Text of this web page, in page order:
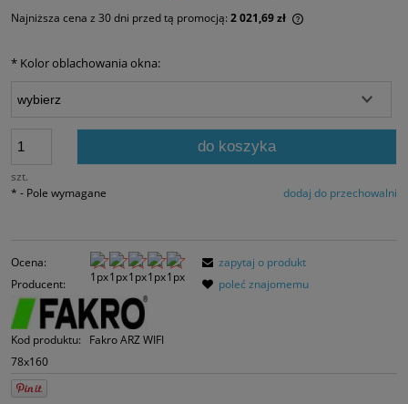
Najniższa cena z 30 dni przed tą promocją: 2 021,69 zł
* Kolor oblachowania okna:
szt.
do koszyka
dodaj do przechowalni
* - Pole wymagane
Ocena:
Producent:
Kod produktu:
Fakro ARZ WIFI
78x160
zapytaj o produkt
poleć znajomemu